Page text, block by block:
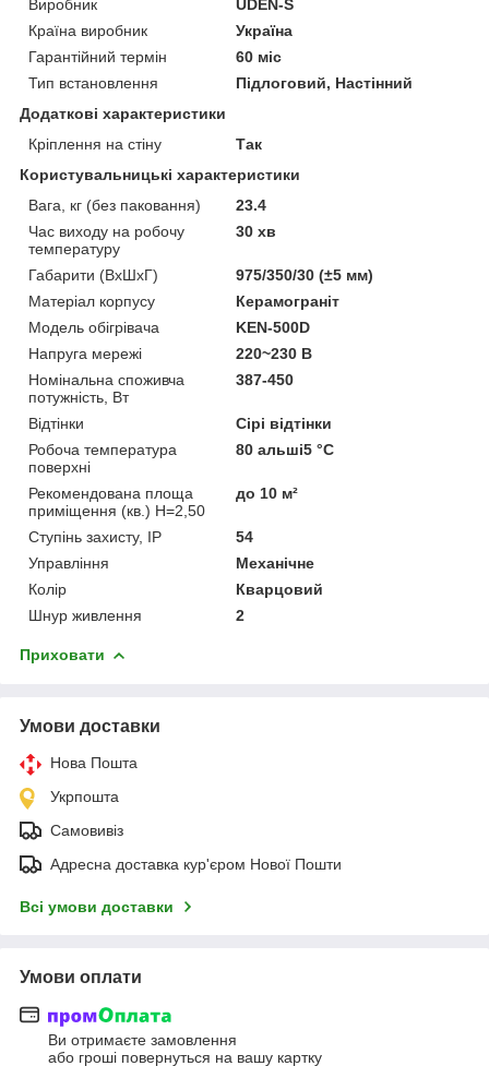
Виробник
UDEN-S
Країна виробник
Україна
Гарантійний термін
60 міс
Тип встановлення
Підлоговий, Настінний
Додаткові характеристики
Кріплення на стіну
Так
Користувальницькі характеристики
Вага, кг (без паковання)
23.4
Час виходу на робочу
температуру
30 хв
Габарити (ВхШхГ)
975/350/30 (±5 мм)
Матеріал корпусу
Керамограніт
Модель обігрівача
KEN-500D
Напруга мережі
220~230 В
Номінальна споживча
потужність, Вт
387-450
Відтінки
Сірі відтінки
Робоча температура
поверхні
80 альші5 °C
Рекомендована площа
приміщення (кв.) H=2,50
до 10 м²
Ступінь захисту, IP
54
Управління
Механічне
Колір
Кварцовий
Шнур живлення
2
Приховати
Умови доставки
Нова Пошта
Укрпошта
Самовивіз
Адресна доставка кур'єром Нової Пошти
Всі умови доставки
Умови оплати
Ви отримаєте замовлення
або гроші повернуться на вашу картку